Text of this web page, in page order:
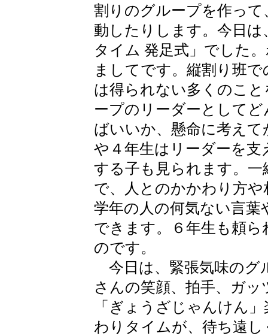
割りのグループを作っ
動したりします。今日
タイム 発足式」でした
ましてです。縦割り班
は得られない多くのこ
ープのリーダーとして
ばいいか、懸命に考え
や４年生はリーダーを
する子も見られます。
で、人とのかかわり方
学年の人の何気ない言
できます。６年生も頼
のです。
今日は、緊張気味のグ
さんの笑顔、拍手、ガ
「ぎょうざじゃんけん
わりタイムが、待ち遠